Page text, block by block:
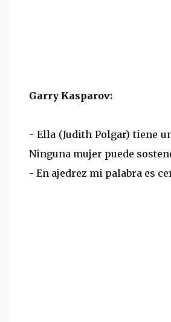
Garry Kasparov:
- Ella (Judith Polgar) tiene
Ninguna mujer puede
- En ajedrez mi palabra es